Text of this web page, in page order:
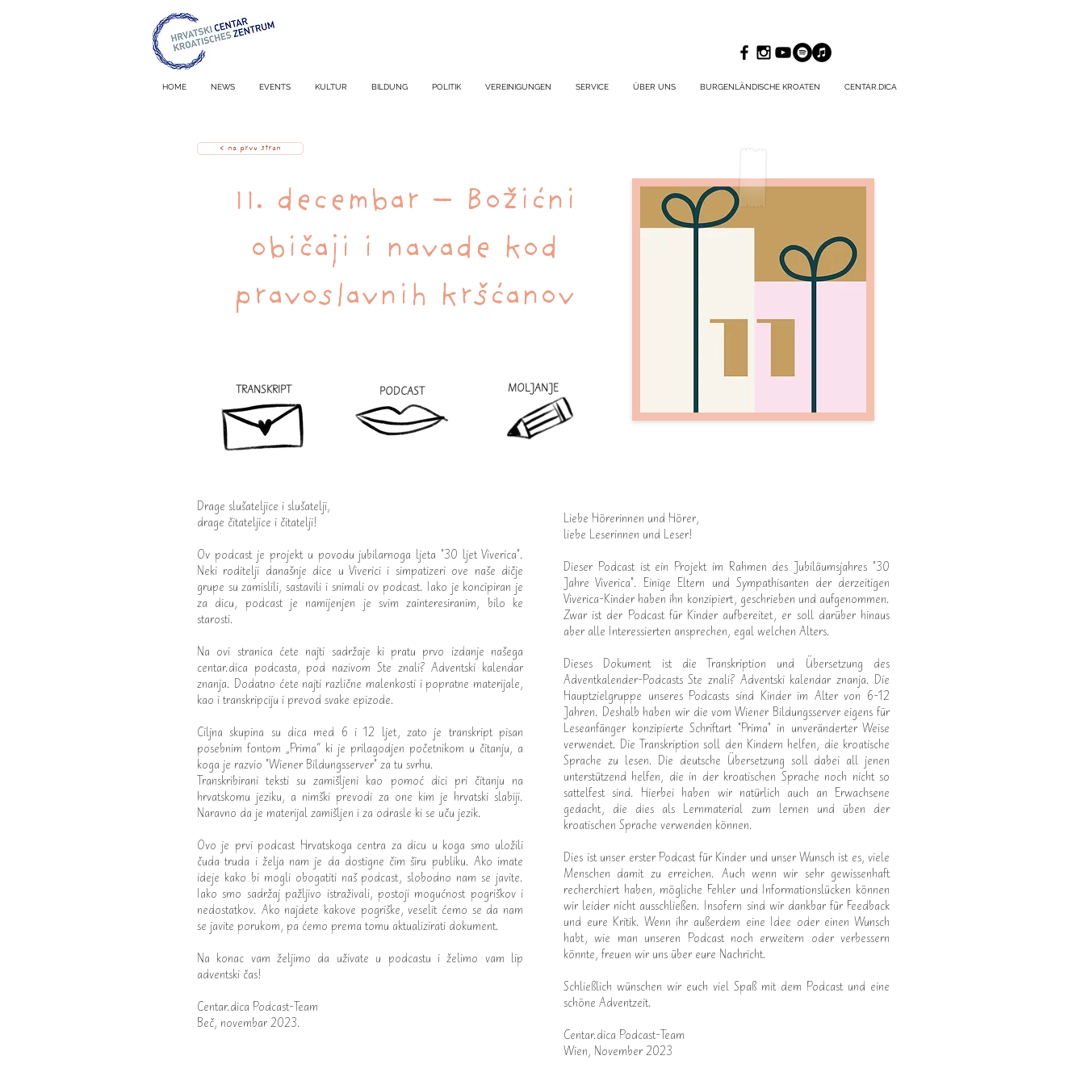
HOME NEWS EVENTS KULTUR BILDUNG POLITIK VEREINIGUNGEN SERVICE ÜBER UNS BURGENLÄNDISCHE KROATEN CENTAR.DICA
< na prvu stran
11. decembar – Božićni
običaji i navade kod
pravoslavnih kršćanov
TRANSKRIPT PODCAST MOLJANJE
Drage slušateljice i slušatelji,
drage čitateljice i čitatelji!
Ov podcast je projekt u povodu jubilarnoga ljeta "30 ljet Viverica".
Neki roditelji današnje dice u Viverici i simpatizeri ove naše dičje
grupe su zamislili, sastavili i snimali ov podcast. Iako je koncipiran je
za dicu, podcast je namijenjen je svim zainteresiranim, bilo ke
starosti.
Na ovi stranica ćete najti sadržaje ki pratu prvo izdanje našega
centar.dica podcasta, pod nazivom Ste znali? Adventski kalendar
znanja. Dodatno ćete najti različne malenkosti i popratne materijale,
kao i transkripciju i prevod svake epizode.
Ciljna skupina su dica med 6 i 12 ljet, zato je transkript pisan
posebnim fontom „Prima“ ki je prilagodjen početnikom u čitanju, a
koga je razvio "Wiener Bildungsserver" za tu svrhu.
Transkribirani teksti su zamišljeni kao pomoć dici pri čitanju na
hrvatskomu jeziku, a nimški prevodi za one kim je hrvatski slabiji.
Naravno da je materijal zamišljen i za odrasle ki se uču jezik.
Ovo je prvi podcast Hrvatskoga centra za dicu u koga smo uložili
čuda truda i želja nam je da dostigne čim širu publiku. Ako imate
ideje kako bi mogli obogatiti naš podcast, slobodno nam se javite.
Iako smo sadržaj pažljivo istraživali, postoji mogućnost pogriškov i
nedostatkov. Ako najdete kakove pogriške, veselit ćemo se da nam
se javite porukom, pa ćemo prema tomu aktualizirati dokument.
Na konac vam željimo da uživate u podcastu i želimo vam lip
adventski čas!
Centar.dica Podcast-Team
Beč, novembar 2023.
Liebe Hörerinnen und Hörer,
liebe Leserinnen und Leser!
Dieser Podcast ist ein Projekt im Rahmen des Jubiläumsjahres "30
Jahre Viverica". Einige Eltern und Sympathisanten der derzeitigen
Viverica-Kinder haben ihn konzipiert, geschrieben und aufgenommen.
Zwar ist der Podcast für Kinder aufbereitet, er soll darüber hinaus
aber alle Interessierten ansprechen, egal welchen Alters.
Dieses Dokument ist die Transkription und Übersetzung des
Adventkalender-Podcasts Ste znali? Adventski kalendar znanja. Die
Hauptzielgruppe unseres Podcasts sind Kinder im Alter von 6-12
Jahren. Deshalb haben wir die vom Wiener Bildungsserver eigens für
Leseanfänger konzipierte Schriftart "Prima" in unveränderter Weise
verwendet. Die Transkription soll den Kindern helfen, die kroatische
Sprache zu lesen. Die deutsche Übersetzung soll dabei all jenen
unterstützend helfen, die in der kroatischen Sprache noch nicht so
sattelfest sind. Hierbei haben wir natürlich auch an Erwachsene
gedacht, die dies als Lernmaterial zum lernen und üben der
kroatischen Sprache verwenden können.
Dies ist unser erster Podcast für Kinder und unser Wunsch ist es, viele
Menschen damit zu erreichen. Auch wenn wir sehr gewissenhaft
recherchiert haben, mögliche Fehler und Informationslücken können
wir leider nicht ausschließen. Insofern sind wir dankbar für Feedback
und eure Kritik. Wenn ihr außerdem eine Idee oder einen Wunsch
habt, wie man unseren Podcast noch erweitern oder verbessern
könnte, freuen wir uns über eure Nachricht.
Schließlich wünschen wir euch viel Spaß mit dem Podcast und eine
schöne Adventzeit.
Centar.dica Podcast-Team
Wien, November 2023